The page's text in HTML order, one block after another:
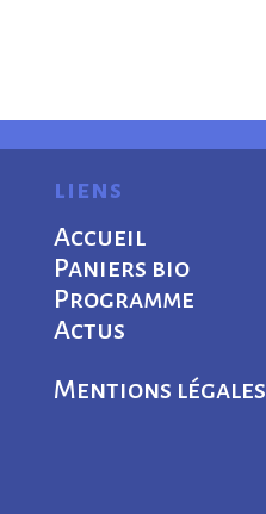
liens
Accueil
Paniers bio
Programme
Actus
Mentions légales